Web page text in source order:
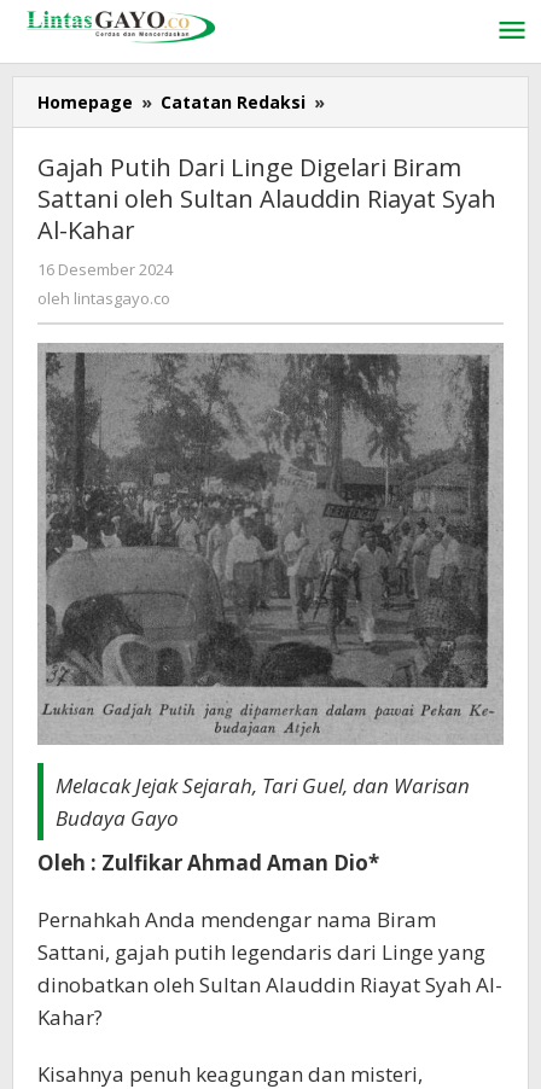
Lewati
konten
Homepage » Catatan Redaksi »
Putih
Dari
Linge
Digelari
Alauddin
Riayat
Syah
Al-
Kahar
Gajah Putih Dari Linge Digelari Biram
Sattani oleh Sultan Alauddin Riayat Syah
Al-Kahar
16 Desember 2024
oleh lintasgayo.co
Melacak Jejak Sejarah, Tari Guel, dan Warisan
Budaya Gayo
Oleh : Zulfikar Ahmad Aman Dio*
Pernahkah Anda mendengar nama Biram
Sattani, gajah putih legendaris dari Linge yang
dinobatkan oleh Sultan Alauddin Riayat Syah Al-
Kahar?
Kisahnya penuh keagungan dan misteri,